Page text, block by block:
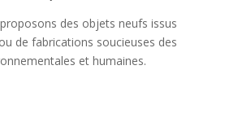
des objets neufs issus
de fabrications soucieuses des
et humaines.